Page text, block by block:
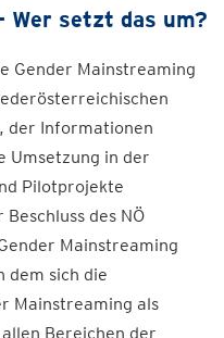
Wer setzt das um?
Gender Mainstreaming
der Informationen
in der
Pilotprojekte
des NÖ
Mainstreaming
dem sich die
Mainstreaming als
Bereichen der